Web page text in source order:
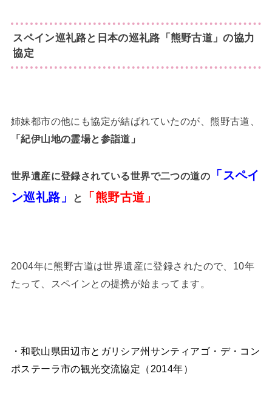
スペイン巡礼路と日本の巡礼路「熊野古道」の協力
協定
姉妹都市の他にも協定が結ばれていたのが、熊野古道、
「紀伊山地の霊場と参詣道」
世界遺産に登録されている世界で二つの道の
「スペイ
ン巡礼路」
と 「熊野古道」
2004年に熊野古道は世界遺産に登録されたので、10年
たって、スペインとの提携が始まってます。
・和歌山県田辺市とガリシア州サンティアゴ・デ・コン
ポステーラ市の観光交流協定（2014年）